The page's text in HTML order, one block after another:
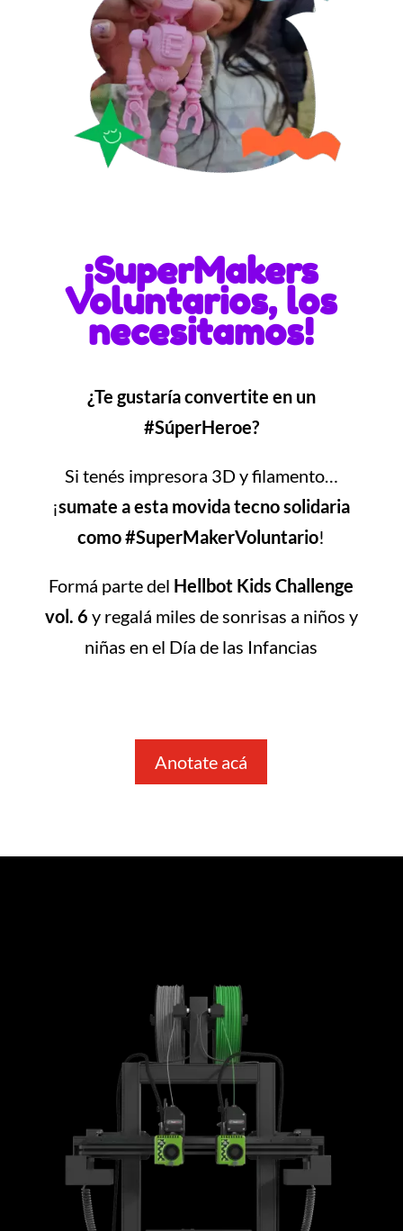
¡SuperMakers
Voluntarios, los
necesitamos!
¿Te gustaría convertite en un
#SúperHeroe?
Si tenés impresora 3D y filamento…
¡sumate a esta movida tecno solidaria
como #SuperMakerVoluntario!
Formá parte del Hellbot Kids Challenge
vol. 6 y regalá miles de sonrisas a niños y
niñas en el Día de las Infancias
Anotate acá